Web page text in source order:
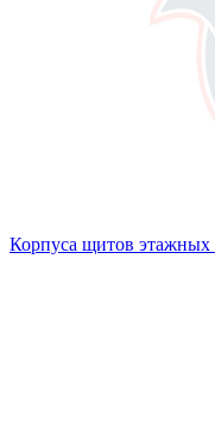
Корпуса щитов